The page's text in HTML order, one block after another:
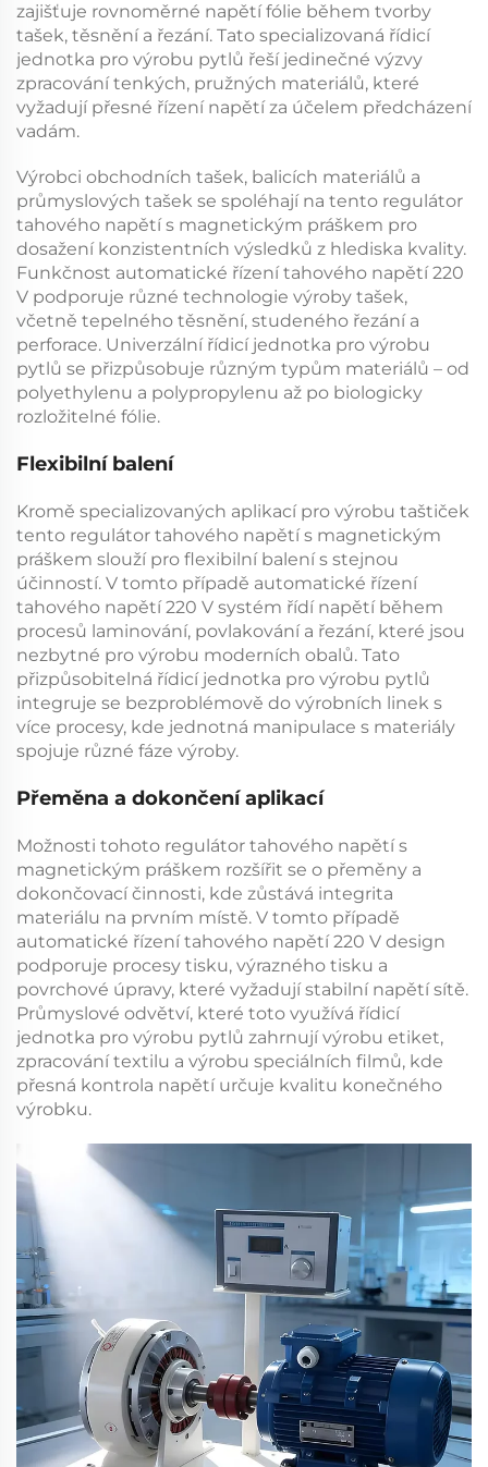
zajišťuje rovnoměrné napětí fólie během tvorby
tašek, těsnění a řezání. Tato specializovaná řídicí
jednotka pro výrobu pytlů řeší jedinečné výzvy
zpracování tenkých, pružných materiálů, které
vyžadují přesné řízení napětí za účelem předcházení
vadám.
Výrobci obchodních tašek, balicích materiálů a
průmyslových tašek se spoléhají na tento regulátor
tahového napětí s magnetickým práškem pro
dosažení konzistentních výsledků z hlediska kvality.
Funkčnost automatické řízení tahového napětí 220
V podporuje různé technologie výroby tašek,
včetně tepelného těsnění, studeného řezání a
perforace. Univerzální řídicí jednotka pro výrobu
pytlů se přizpůsobuje různým typům materiálů – od
polyethylenu a polypropylenu až po biologicky
rozložitelné fólie.
Flexibilní balení
Kromě specializovaných aplikací pro výrobu taštiček
tento regulátor tahového napětí s magnetickým
práškem slouží pro flexibilní balení s stejnou
účinností. V tomto případě automatické řízení
tahového napětí 220 V systém řídí napětí během
procesů laminování, povlakování a řezání, které jsou
nezbytné pro výrobu moderních obalů. Tato
přizpůsobitelná řídicí jednotka pro výrobu pytlů
integruje se bezproblémově do výrobních linek s
více procesy, kde jednotná manipulace s materiály
spojuje různé fáze výroby.
Přeměna a dokončení aplikací
Možnosti tohoto regulátor tahového napětí s
magnetickým práškem rozšířit se o přeměny a
dokončovací činnosti, kde zůstává integrita
materiálu na prvním místě. V tomto případě
automatické řízení tahového napětí 220 V design
podporuje procesy tisku, výrazného tisku a
povrchové úpravy, které vyžadují stabilní napětí sítě.
Průmyslové odvětví, které toto využívá řídicí
jednotka pro výrobu pytlů zahrnují výrobu etiket,
zpracování textilu a výrobu speciálních filmů, kde
přesná kontrola napětí určuje kvalitu konečného
výrobku.